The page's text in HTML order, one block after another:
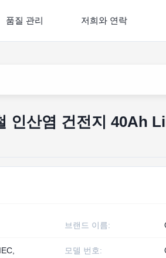
품질 관리 저희와 연락
인산염 건전지 40Ah
브랜드 이름:
모델 번호: